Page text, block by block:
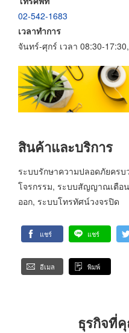
02-542-1683
เวลาทำการ
จันทร์-ศุกร์ เวลา 08:30-
สินค้าและบริการ
ระบบรักษาความปลอดภัยคร
โจรกรรม, ระบบสัญญาณเตือ
ออก, ระบบโทรทัศน์วงจรปิด
แชร์ แชร์
อีเมล พิมพ์
ธุรกิจที่